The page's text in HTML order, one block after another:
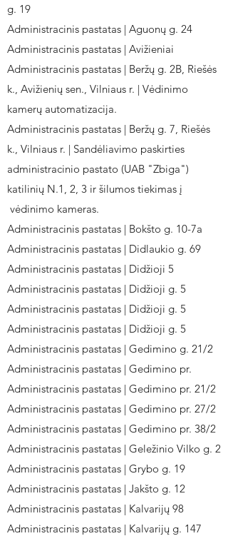
g. 19
Administracinis pastatas | Aguonų g. 24
Administracinis pastatas | Avižieniai
Administracinis pastatas | Beržų g. 2B, Riešės
k., Avižienių sen., Vilniaus r. | Vėdinimo
kamerų automatizacija.
Administracinis pastatas | Beržų g. 7, Riešės
k., Vilniaus r. | Sandėliavimo paskirties
administracinio pastato (UAB "Zbiga")
katilinių N.1, 2, 3 ir šilumos tiekimas į
vėdinimo kameras.
Administracinis pastatas | Bokšto g. 10-7a
Administracinis pastatas | Didlaukio g. 69
Administracinis pastatas | Didžioji 5
Administracinis pastatas | Didžioji g. 5
Administracinis pastatas | Didžioji g. 5
Administracinis pastatas | Didžioji g. 5
Administracinis pastatas | Gedimino g. 21/2
Administracinis pastatas | Gedimino pr.
Administracinis pastatas | Gedimino pr. 21/2
Administracinis pastatas | Gedimino pr. 27/2
Administracinis pastatas | Gedimino pr. 38/2
Administracinis pastatas | Geležinio Vilko g. 2
Administracinis pastatas | Grybo g. 19
Administracinis pastatas | Jakšto g. 12
Administracinis pastatas | Kalvarijų 98
Administracinis pastatas | Kalvarijų g. 147